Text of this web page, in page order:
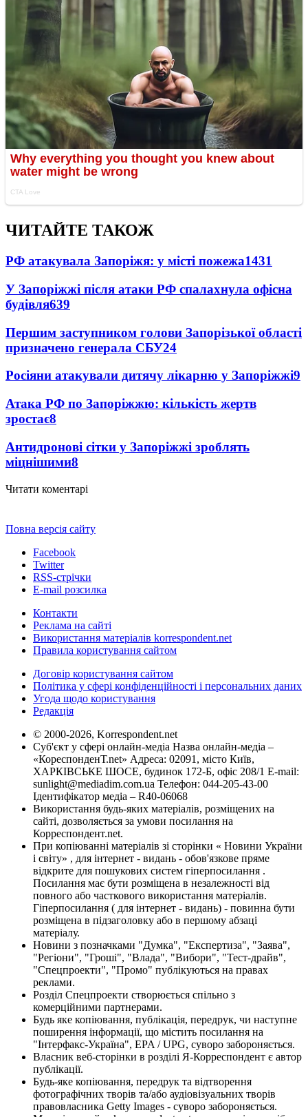
ЧИТАЙТЕ ТАКОЖ
РФ атакувала Запоріжя: у місті пожежа1431
У Запоріжжі після атаки РФ спалахнула офісна
будівля639
Першим заступником голови Запорізької області
призначено генерала СБУ24
Росіяни атакували дитячу лікарню у Запоріжжі9
Атака РФ по Запоріжжю: кількість жертв
зростає8
Антидронові сітки у Запоріжжі зроблять
міцнішими8
Читати коментарі
Повна версія сайту
Facebook
Twitter
RSS-стрічки
E-mail розсилка
Контакти
Реклама на сайті
Використання матеріалів korrespondent.net
Правила користування сайтом
Договір користування сайтом
Політика у сфері конфіденційності і персональних даних
Угода щодо користування
Редакція
© 2000-2026, Korrespondent.net
Суб'єкт у сфері онлайн-медіа Назва онлайн-медіа –
«КореспонденТ.net» Адреса: 02091, місто Київ,
ХАРКІВСЬКЕ ШОСЕ, будинок 172-Б, офіс 208/1 E-mail:
sunlight@mediadim.com.ua Телефон: 044-205-43-00
Ідентифікатор медіа – R40-06068
Використання будь-яких матеріалів, розміщених на
сайті, дозволяється за умови посилання на
Корреспондент.net.
При копіюванні матеріалів зі сторінки « Новини України
і світу» , для інтернет - видань - обов'язкове пряме
відкрите для пошукових систем гіперпосилання .
Посилання має бути розміщена в незалежності від
повного або часткового використання матеріалів.
Гіперпосилання ( для інтернет - видань) - повинна бути
розміщена в підзаголовку або в першому абзаці
матеріалу.
Новини з позначками "Думка", "Експертиза", "Заява",
"Регіони", "Гроші", "Влада", "Вибори", "Тест-драйв",
"Спецпроекти", "Промо" публікуються на правах
реклами.
Розділ Спецпроекти створюється спільно з
комерційними партнерами.
Будь яке копіювання, публікація, передрук, чи наступне
поширення інформації, що містить посилання на
"Інтерфакс-Україна", EPA / UPG, суворо забороняється.
Власник веб-сторінки в розділі Я-Корреспондент є автор
публікації.
Будь-яке копіювання, передрук та відтворення
фотографічних творів та/або аудіовізуальних творів
правовласника Getty Images - суворо забороняється.